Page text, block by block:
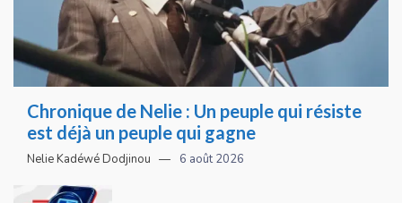
Chronique de Nelie : Un peuple qui résiste
est déjà un peuple qui gagne
Nelie Kadéwé Dodjinou 6 août 2026